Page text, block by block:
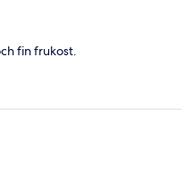
fin frukost.